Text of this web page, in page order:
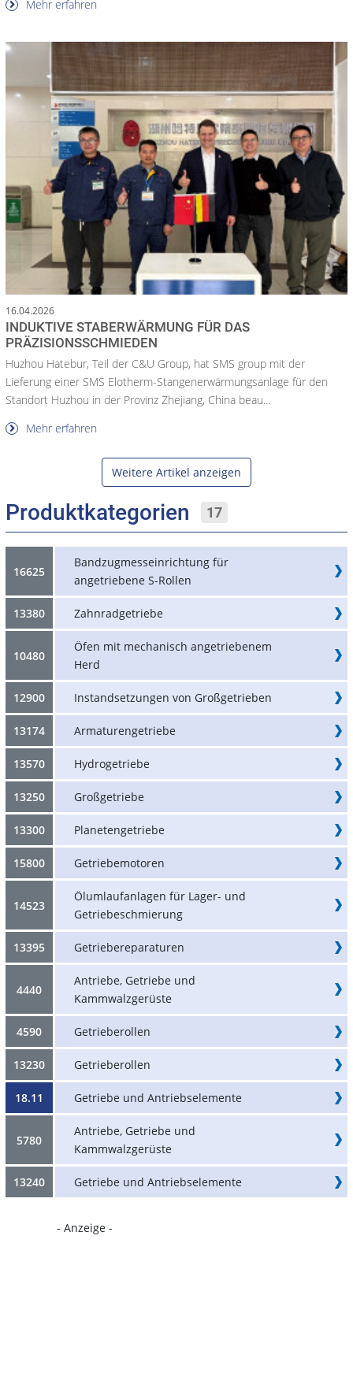
Mehr erfahren
16.04.2026
INDUKTIVE STABERWÄRMUNG FÜR DAS
PRÄZISIONSSCHMIEDEN
Huzhou Hatebur, Teil der C&U Group, hat SMS group mit der
Lieferung einer SMS Elotherm-Stangenerwärmungsanlage für den
Standort Huzhou in der Provinz Zhejiang, China beau...
Mehr erfahren
Weitere Artikel anzeigen
Produktkategorien 17
16625
Bandzugmesseinrichtung für
angetriebene S-Rollen
13380 Zahnradgetriebe
10480
Öfen mit mechanisch angetriebenem
Herd
12900 Instandsetzungen von Großgetrieben
13174 Armaturengetriebe
13570 Hydrogetriebe
13250 Großgetriebe
13300 Planetengetriebe
15800 Getriebemotoren
14523
Ölumlaufanlagen für Lager- und
Getriebeschmierung
13395 Getriebereparaturen
4440
Antriebe, Getriebe und
Kammwalzgerüste
4590 Getrieberollen
13230 Getrieberollen
18.11 Getriebe und Antriebselemente
5780
Antriebe, Getriebe und
Kammwalzgerüste
13240 Getriebe und Antriebselemente
- Anzeige -